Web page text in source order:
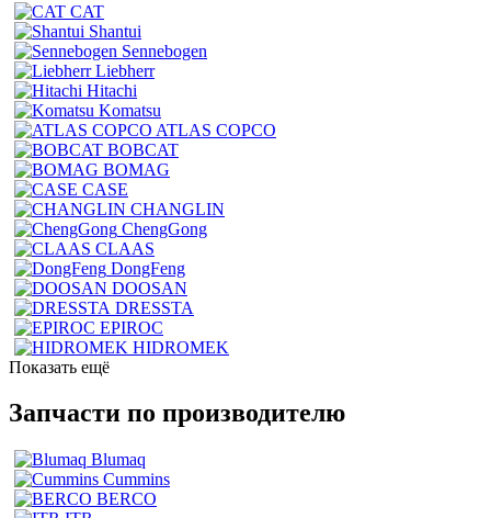
CAT
Shantui
Sennebogen
Liebherr
Hitachi
Komatsu
ATLAS COPCO
BOBCAT
BOMAG
CASE
CHANGLIN
ChengGong
CLAAS
DongFeng
DOOSAN
DRESSTA
EPIROC
HIDROMEK
Показать ещё
Запчасти по производителю
Blumaq
Cummins
BERCO